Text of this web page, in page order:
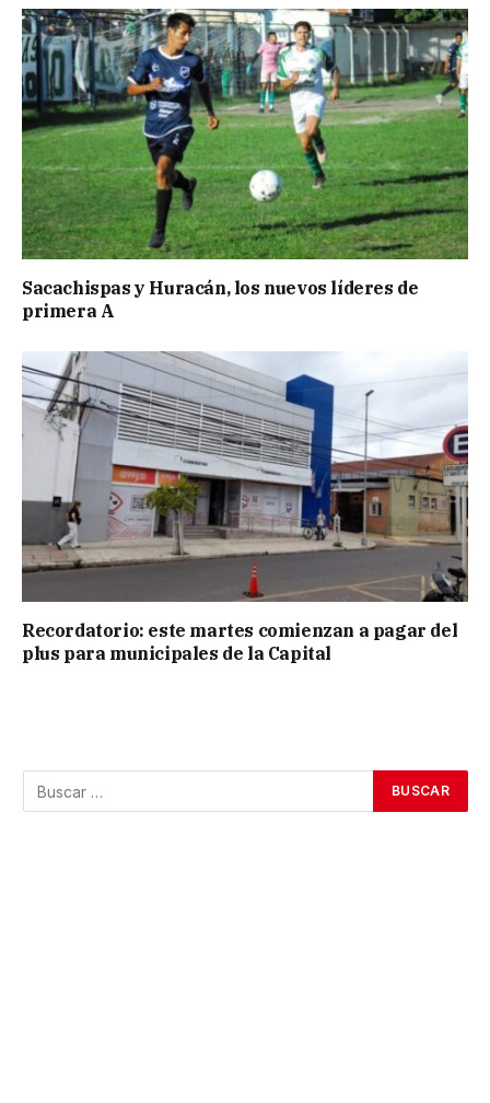
Sacachispas y Huracán, los nuevos líderes de
primera A
Recordatorio: este martes comienzan a pagar del
plus para municipales de la Capital